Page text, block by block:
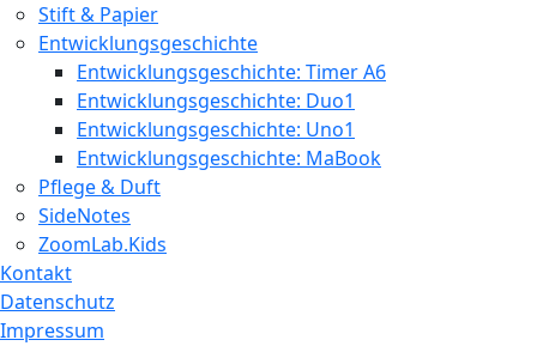
Stift & Papier
Entwicklungsgeschichte
Entwicklungsgeschichte: Timer A6
Entwicklungsgeschichte: Duo1
Entwicklungsgeschichte: Uno1
Entwicklungsgeschichte: MaBook
Pflege & Duft
SideNotes
ZoomLab.Kids
Kontakt
Datenschutz
Impressum